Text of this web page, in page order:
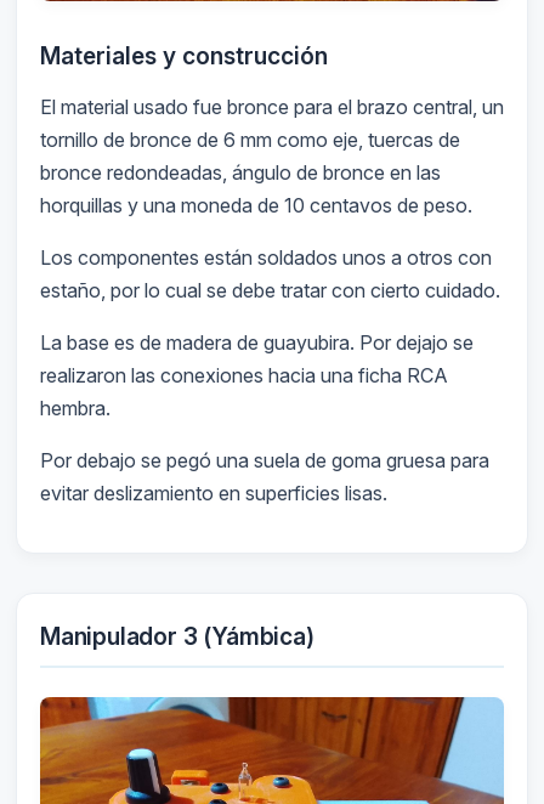
Materiales y construcción
El material usado fue bronce para el brazo central, un
tornillo de bronce de 6 mm como eje, tuercas de
bronce redondeadas, ángulo de bronce en las
horquillas y una moneda de 10 centavos de peso.
Los componentes están soldados unos a otros con
estaño, por lo cual se debe tratar con cierto cuidado.
La base es de madera de guayubira. Por dejajo se
realizaron las conexiones hacia una ficha RCA
hembra.
Por debajo se pegó una suela de goma gruesa para
evitar deslizamiento en superficies lisas.
Manipulador 3 (Yámbica)